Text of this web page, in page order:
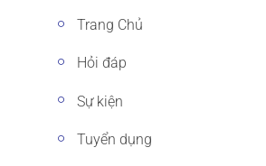
Trang Chủ
Hỏi đáp
Sự kiện
Tuyển dụng